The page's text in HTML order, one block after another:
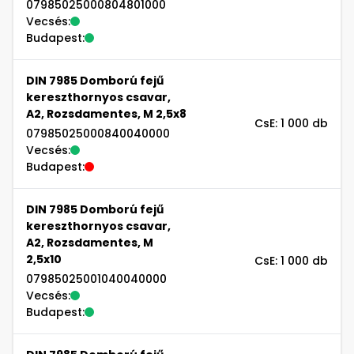
07985025000804801000
Vecsés:
Budapest:
DIN 7985 Domború fejű
kereszthornyos csavar,
A2, Rozsdamentes, M 2,5x8
07985025000840040000
Vecsés:
Budapest:
CsE: 1 000 db
DIN 7985 Domború fejű
kereszthornyos csavar,
A2, Rozsdamentes, M
2,5x10
07985025001040040000
Vecsés:
Budapest:
CsE: 1 000 db